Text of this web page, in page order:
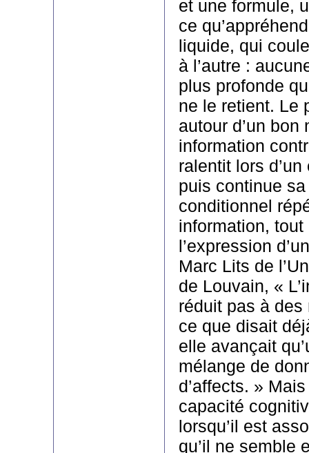
et une formule,
ce
liquide, qui
à l’autre :
plus profonde
ne le retient. Le
autour d’un bon
information
ralentit lors
puis continue
conditionnel
information, tout
l’expression
Marc Lits de
de Louvain, «
réduit pas à
ce que disait
elle avançait
mélange de
d’affects. »
capacité
lorsqu’il est
qu’il ne semble